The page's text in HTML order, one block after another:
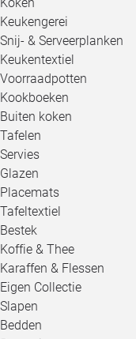
Keukengerei
Snij- & Serveerplanken
Keukentextiel
Voorraadpotten
Kookboeken
Buiten koken
Tafelen
Servies
Glazen
Placemats
Tafeltextiel
Bestek
Koffie & Thee
Karaffen & Flessen
Eigen Collectie
Slapen
Bedden